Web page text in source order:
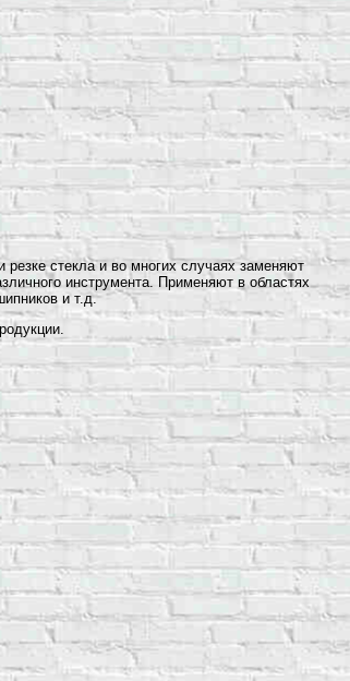
стекла и во многих случаях заменяют
инструмента. Применяют в областях
и т.д.